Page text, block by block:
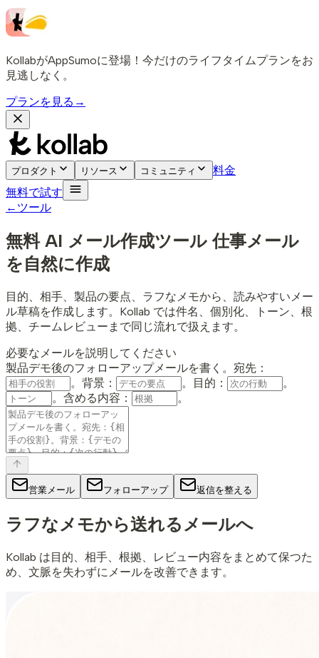
KollabがAppSumoに登場！今だけのライフタイムプランをお
見逃しなく。
プランを見る →
プロダクト リソース コミュニティ
料金
無料で試す
← ツール
無料 AI メール作成ツール 仕事メール
を自然に作成
目的、相手、製品の要点、ラフなメモから、読みやすいメー
ル草稿を作成します。Kollab では件名、個別化、トーン、根
拠、チームレビューまで同じ流れで扱えます。
必要なメールを説明してください
製品デモ後のフォローアップメールを書く。宛先：
。背景：
。目的：
。
。含める内容：
。
営業メール フォローアップ 返信を整える
ラフなメモから送れるメールへ
Kollab は目的、相手、根拠、レビュー内容をまとめて保つた
め、文脈を失わずにメールを改善できます。